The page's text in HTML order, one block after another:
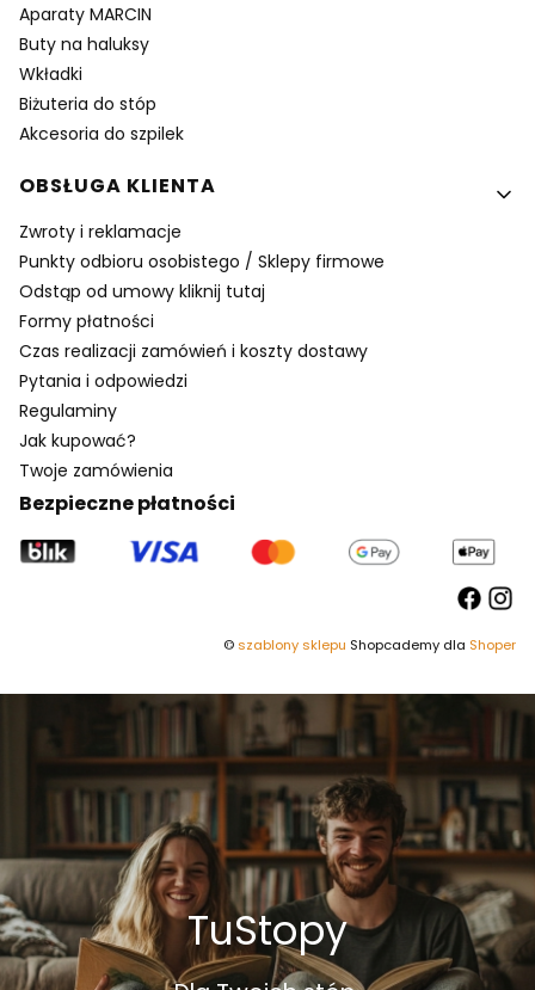
Aparaty MARCIN
Buty na haluksy
Wkładki
Biżuteria do stóp
Akcesoria do szpilek
OBSŁUGA KLIENTA
Zwroty i reklamacje
Punkty odbioru osobistego / Sklepy firmowe
Odstąp od umowy kliknij tutaj
Formy płatności
Czas realizacji zamówień i koszty dostawy
Pytania i odpowiedzi
Regulaminy
Jak kupować?
Twoje zamówienia
Bezpieczne płatności
©szablony sklepu Shopcademy dla Shoper
TuStopy